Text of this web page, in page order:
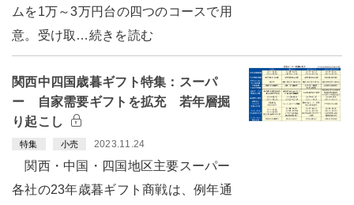
ムを1万～3万円台の四つのコースで用
意。受け取…続きを読む
関西中四国歳暮ギフト特集：スーパ
ー 自家需要ギフトを拡充 若年層掘
り起こし
特集 小売 2023.11.24
関西・中国・四国地区主要スーパー
各社の23年歳暮ギフト商戦は、例年通